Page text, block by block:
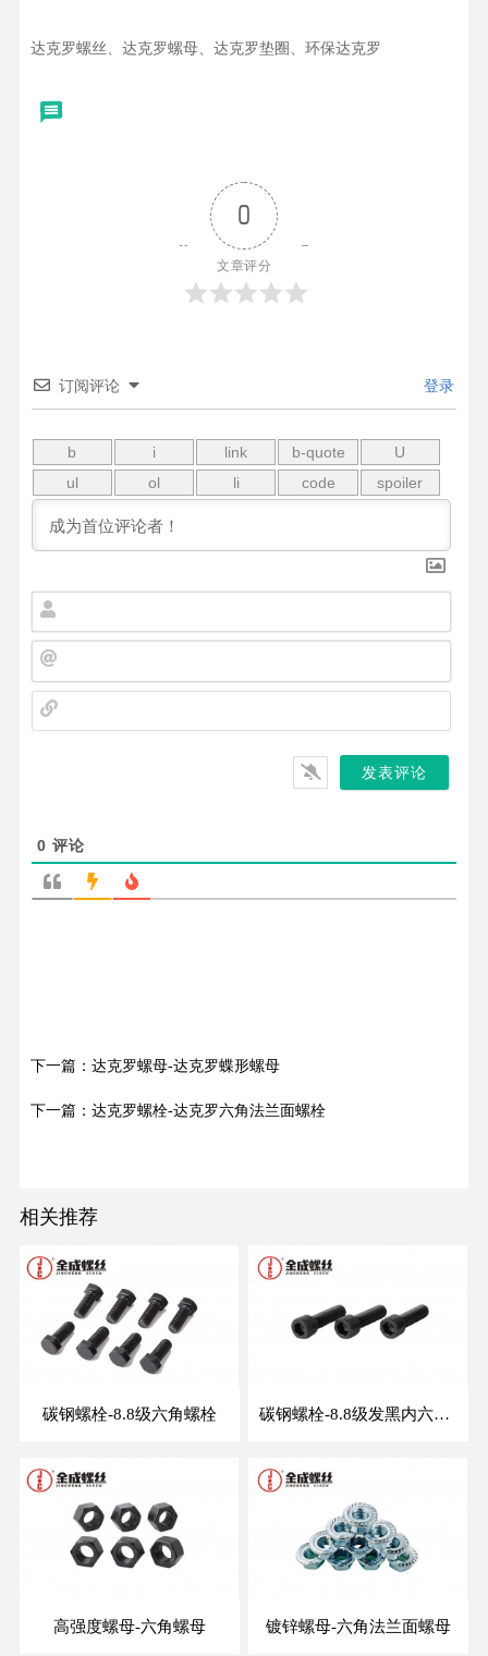
达克罗螺丝、达克罗螺母、达克罗垫圈、环保达克罗
0
文章评分
订阅评论 登录
*
*
0 评论
下一篇：达克罗螺母-达克罗蝶形螺母
下一篇：达克罗螺栓-达克罗六角法兰面螺栓
相关推荐
碳钢螺栓-8.8级六角螺栓 碳钢螺栓-8.8级发黑内六角螺钉
高强度螺母-六角螺母 镀锌螺母-六角法兰面螺母